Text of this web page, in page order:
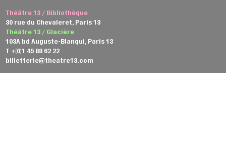
Théâtre 13 / Bibliothèque
30 rue du Chevaleret, Paris 13
Théâtre 13 / Glacière
103A bd Auguste-Blanqui, Paris 13
T +(0)1 45 88 62 22
billetterie@theatre13.com